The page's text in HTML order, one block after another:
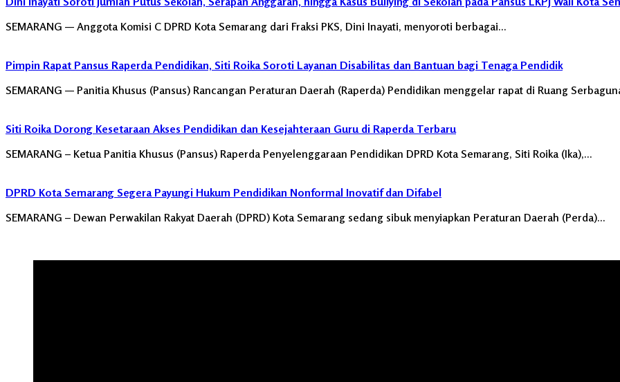
SEMARANG — Anggota Komisi C DPRD Kota Semarang dari Fraksi PKS, Dini Inayati, menyoroti berbagai…
Pimpin Rapat Pansus Raperda Pendidikan, Siti Roika Soroti Layanan Disabilitas dan Bantuan bagi Tenaga Pendidik
SEMARANG — Panitia Khusus (Pansus) Rancangan Peraturan Daerah (Raperda) Pendidikan menggelar rapat di Ruang
Siti Roika Dorong Kesetaraan Akses Pendidikan dan Kesejahteraan Guru di Raperda Terbaru
SEMARANG – Ketua Panitia Khusus (Pansus) Raperda Penyelenggaraan Pendidikan DPRD Kota Semarang, Siti Roika (Ika),…
DPRD Kota Semarang Segera Payungi Hukum Pendidikan Nonformal Inovatif dan Difabel
SEMARANG – Dewan Perwakilan Rakyat Daerah (DPRD) Kota Semarang sedang sibuk menyiapkan Peraturan Daerah (Perda)…